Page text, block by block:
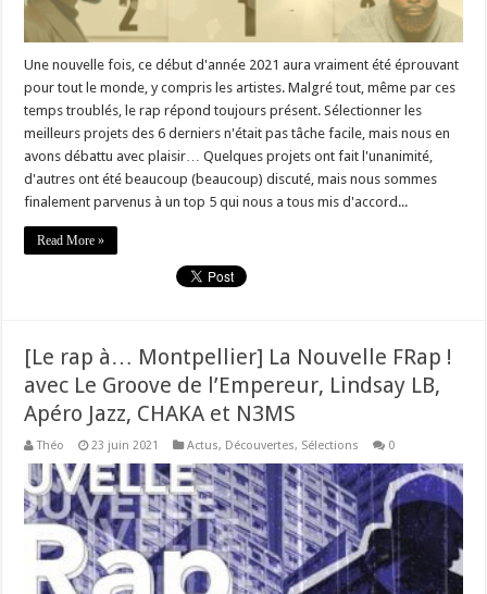
Une nouvelle fois, ce début d'année 2021 aura vraiment été éprouvant
pour tout le monde, y compris les artistes. Malgré tout, même par ces
temps troublés, le rap répond toujours présent. Sélectionner les
meilleurs projets des 6 derniers n'était pas tâche facile, mais nous en
avons débattu avec plaisir… Quelques projets ont fait l'unanimité,
d'autres ont été beaucoup (beaucoup) discuté, mais nous sommes
finalement parvenus à un top 5 qui nous a tous mis d'accord...
Read More »
[Le rap à… Montpellier] La Nouvelle FRap !
avec Le Groove de l’Empereur, Lindsay LB,
Apéro Jazz, CHAKA et N3MS
Théo 23 juin 2021 Actus, Découvertes, Sélections 0